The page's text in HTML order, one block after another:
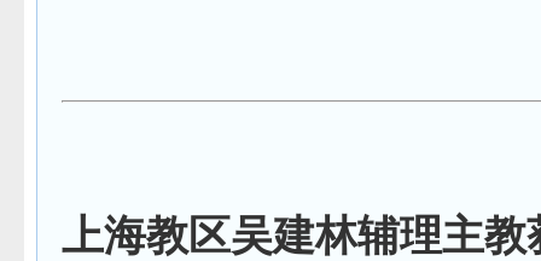
上海教区吴建林辅理主教